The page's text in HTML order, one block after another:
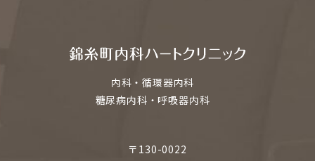
内科・循環器内科
糖尿病内科・呼吸器内科
〒130-0022